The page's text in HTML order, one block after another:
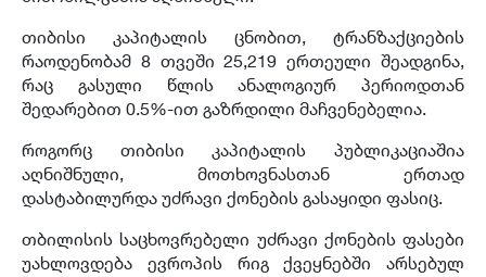
თიბისი კაპიტალის ცნობით, ტრანზაქციების
რაოდენობამ 8 თვეში 25,219 ერთეული შეადგინა,
რაც გასული წლის ანალოგიურ პერიოდთან
შედარებით 0.5%-ით გაზრდილი მაჩვენებელია.
როგორც თიბისი კაპიტალის პუბლიკაციაშია
აღნიშნული, მოთხოვნასთან ერთად
დასტაბილურდა უძრავი ქონების გასაყიდი ფასიც.
თბილისის საცხოვრებელი უძრავი ქონების ფასები
უახლოვდება ევროპის რიგ ქვეყნებში არსებულ